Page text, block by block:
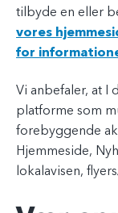
tilbyde en eller
vores
for
Vi anbefaler, at I
platforme som
forebyggende
Hjemmeside,
lokalavisen,